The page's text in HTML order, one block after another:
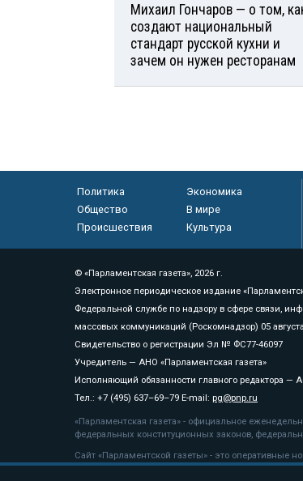
Михаил Гончаров — о том,
создают национальный
стандарт русской кухни и
зачем он нужен ресторанам
Политика
Экономика
Общество
В мире
Происшествия
Культура
© «Парламентская газета», 2026 г.
Электронное периодическое издание
Федеральной службе по надзору в сфере связи,
массовых коммуникаций (Роскомнадзор) 05
Свидетельство о регистрации Эл № ФС77-46097
Учредитель — АНО «Парламентская газета»
Исполняющий обязанности главного редактора —
Тел.: +7 (495) 637–69–79 E-mail: pg@pnp.ru
«Парламентская газета» - официальное
федеральных конституционных законов,
Сайт «Парламентской газеты» - это оперативные
«Парламентской газеты» активная ссылка на